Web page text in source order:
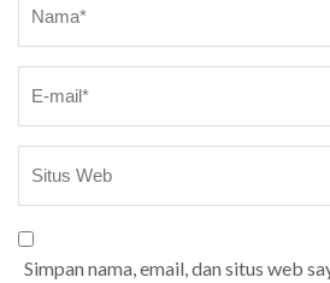
Simpan nama, email, dan situs web